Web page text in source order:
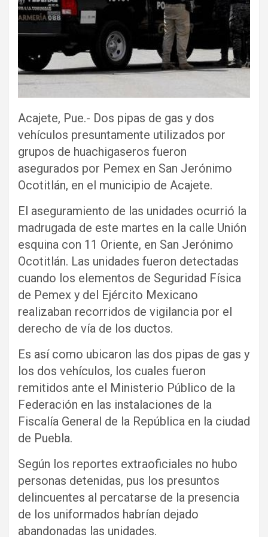
Acajete, Pue.- Dos pipas de gas y dos
vehículos presuntamente utilizados por
grupos de huachigaseros fueron
asegurados por Pemex en San Jerónimo
Ocotitlán, en el municipio de Acajete.
El aseguramiento de las unidades ocurrió la
madrugada de este martes en la calle Unión
esquina con 11 Oriente, en San Jerónimo
Ocotitlán. Las unidades fueron detectadas
cuando los elementos de Seguridad Física
de Pemex y del Ejército Mexicano
realizaban recorridos de vigilancia por el
derecho de vía de los ductos.
Es así como ubicaron las dos pipas de gas y
los dos vehículos, los cuales fueron
remitidos ante el Ministerio Público de la
Federación en las instalaciones de la
Fiscalía General de la República en la ciudad
de Puebla.
Según los reportes extraoficiales no hubo
personas detenidas, pus los presuntos
delincuentes al percatarse de la presencia
de los uniformados habrían dejado
abandonadas las unidades.